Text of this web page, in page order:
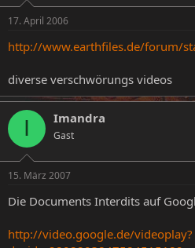
MFG
17. April 2006
http://www.earthfiles.de/forum/
diverse verschwörungs videos
I Imandra
Gast
15. März 2007
Die Documents Interdits auf
http://video.google.de/videoplay?